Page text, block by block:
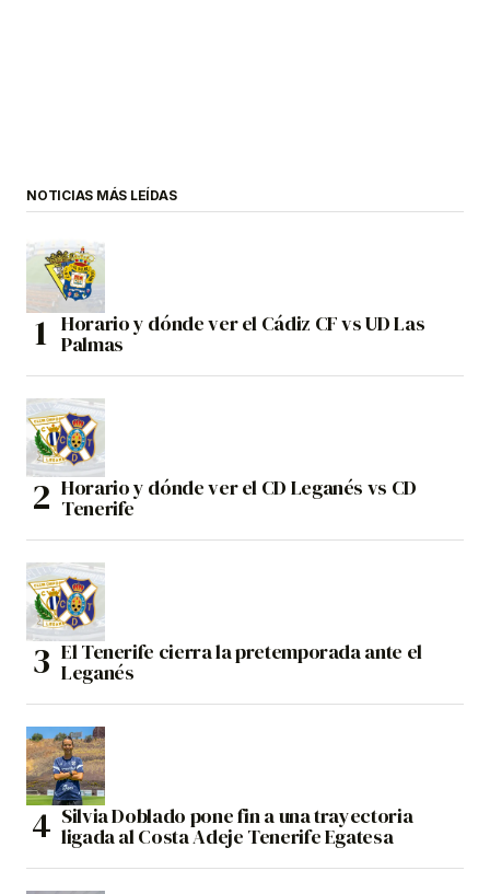
NOTICIAS MÁS LEÍDAS
Horario y dónde ver el Cádiz CF vs UD Las
Palmas
Horario y dónde ver el CD Leganés vs CD
Tenerife
El Tenerife cierra la pretemporada ante el
Leganés
Silvia Doblado pone fin a una trayectoria
ligada al Costa Adeje Tenerife Egatesa